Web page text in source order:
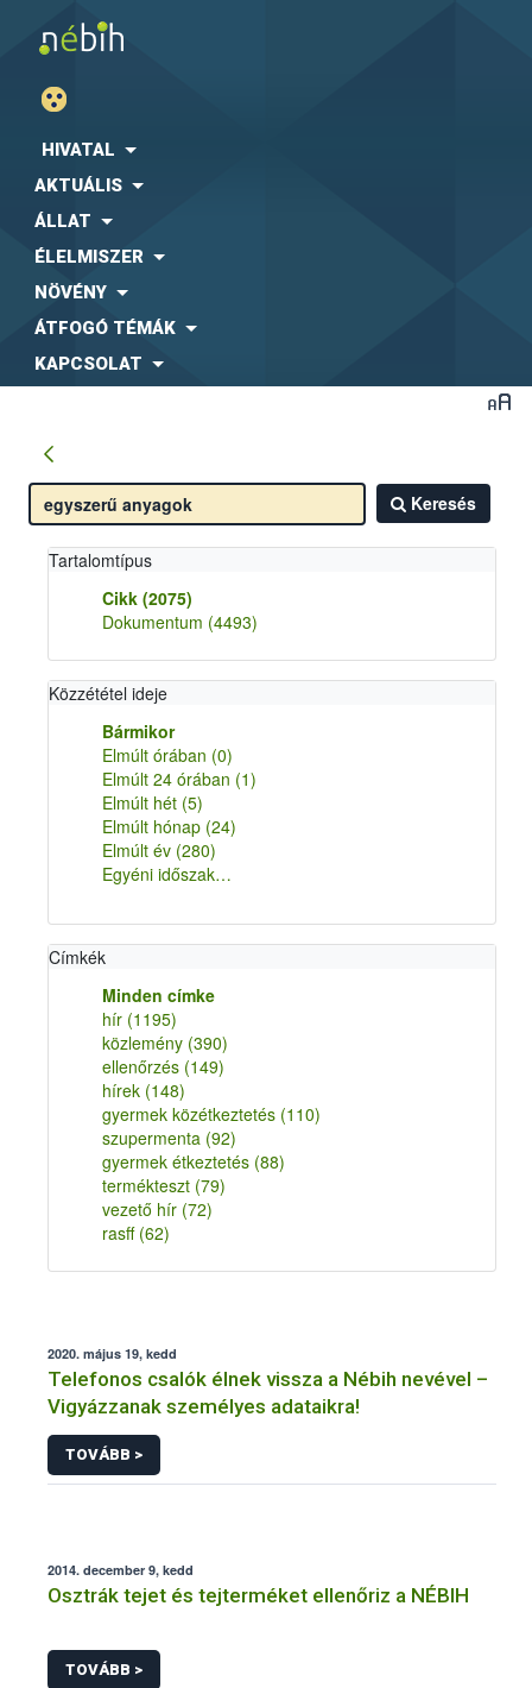
HIVATAL
AKTUÁLIS
ÁLLAT
ÉLELMISZER
NÖVÉNY
ÁTFOGÓ TÉMÁK
KAPCSOLAT
Keresés
Tartalomtípus
Cikk (2075)
Dokumentum (4493)
Közzététel ideje
Bármikor
Elmúlt órában (0)
Elmúlt 24 órában (1)
Elmúlt hét (5)
Elmúlt hónap (24)
Elmúlt év (280)
Egyéni időszak…
Címkék
Minden címke
hír (1195)
közlemény (390)
ellenőrzés (149)
hírek (148)
gyermek közétkeztetés (110)
szupermenta (92)
gyermek étkeztetés (88)
termékteszt (79)
vezető hír (72)
rasff (62)
2020. május 19, kedd
Telefonos csalók élnek vissza a Nébih nevével –
Vigyázzanak személyes adataikra!
TOVÁBB >
2014. december 9, kedd
Osztrák tejet és tejterméket ellenőriz a NÉBIH
TOVÁBB >